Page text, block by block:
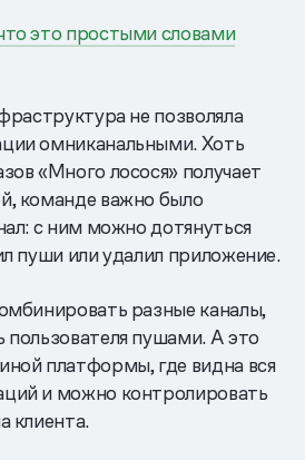
это простыми словами
не позволяла
омниканальными. Хоть
«Много лосося» получает
команде важно было
с ним можно дотянуться
пуши или удалил приложение.
разные каналы,
пользователя пушами. А это
платформы, где видна вся
и можно контролировать
клиента.